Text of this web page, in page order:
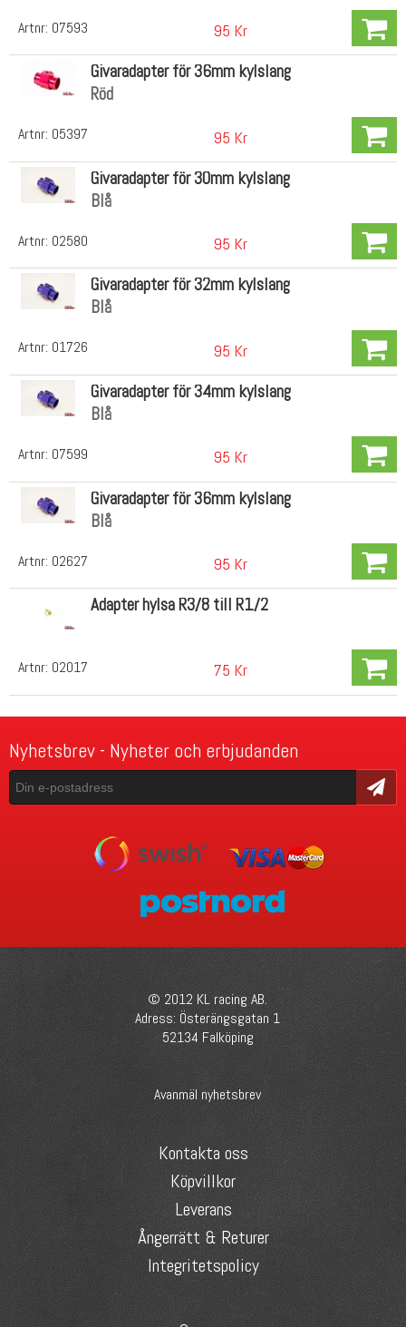
Artnr: 07593 95 Kr
Artnr: 05397
Givaradapter för 36mm kylslang
Röd
95 Kr
Artnr: 02580
Givaradapter för 30mm kylslang
Blå
95 Kr
Artnr: 01726
Givaradapter för 32mm kylslang
Blå
95 Kr
Artnr: 07599
Givaradapter för 34mm kylslang
Blå
95 Kr
Artnr: 02627
Givaradapter för 36mm kylslang
Blå
95 Kr
Artnr: 02017
Adapter hylsa R3/8 till R1/2
75 Kr
Nyhetsbrev - Nyheter och erbjudanden
Skicka
© 2012 KL racing AB.
Adress: Österängsgatan 1
52134 Falköping
Avanmäl nyhetsbrev
Kontakta oss
Köpvillkor
Leverans
Ångerrätt & Returer
Integritetspolicy